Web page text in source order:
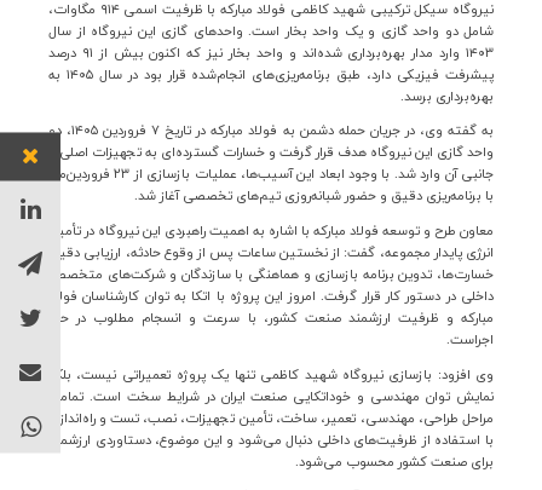
نیروگاه سیکل ترکیبی شهید کاظمی فولاد مبارکه با ظرفیت اسمی۹۱۴ مگاوات،
شامل دو واحد گازی و یک واحد بخار است. واحدهای گازی این نیروگاه از سال
۱۴۰۳وارد مدار بهره‌برداری شده‌اند و واحد بخار نیز که اکنون بیش از ۹۱ درصد
پیشرفت فیزیکی دارد، طبق برنامه‌ریزی‌های انجام‌شده قرار بود در سال۱۴۰۵ به
بهره‌برداری برسد.
به گفته وی، در جریان حمله دشمن به فولاد مبارکه در تاریخ ۷فروردین ۱۴۰۵، دو
واحد گازی این نیروگاه هدف قرار گرفت و خسارات گسترده‌ای به تجهیزات اصلی و
جانبی آن وارد شد. با وجود ابعاد این آسیب‌ها، عملیات بازسازی از ۲۳فروردین‌ماه
با برنامه‌ریزی دقیق و حضور شبانه‌روزی تیم‌های تخصصی آغاز شد.
معاون طرح و توسعه فولاد مبارکه با اشاره به اهمیت راهبردی این نیروگاه در تأمین
انرژی پایدار مجموعه، گفت: از نخستین ساعات پس از وقوع حادثه، ارزیابی دقیق
خسارت‌ها، تدوین برنامه بازسازی و هماهنگی با سازندگان و شرکت‌های متخصص
داخلی در دستور کار قرار گرفت. امروز این پروژه با اتکا به توان کارشناسان فولاد
مبارکه و ظرفیت ارزشمند صنعت کشور، با سرعت و انسجام مطلوب در حال
اجراست.
وی افزود: بازسازی نیروگاه شهید کاظمی تنها یک پروژه تعمیراتی نیست، بلکه
نمایش توان مهندسی و خوداتکایی صنعت ایران در شرایط سخت است. تمامی
مراحل طراحی، مهندسی، تعمیر، ساخت، تأمین تجهیزات، نصب، تست و راه‌اندازی
با استفاده از ظرفیت‌های داخلی دنبال می‌شود و این موضوع، دستاوردی ارزشمند
برای صنعت کشور محسوب می‌شود.